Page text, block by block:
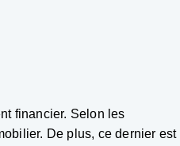
financier. Selon les
De plus, ce dernier est